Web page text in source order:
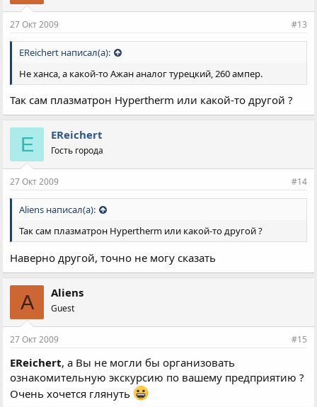
27 Окт 2009 #13
EReichert написал(а):
Не ханса, а какой-то Ажан аналог турецкий, 260 ампер.
Так сам плазматрон Hypertherm или какой-то другой ?
E EReichert
Гость города
27 Окт 2009 #14
Aliens написал(а):
Так сам плазматрон Hypertherm или какой-то другой ?
Наверно другой, точно не могу сказать
A Aliens
Guest
27 Окт 2009 #15
EReichert, а Вы не могли бы организовать
ознакомительную экскурсию по вашему предприятию ?
Очень хочется глянуть